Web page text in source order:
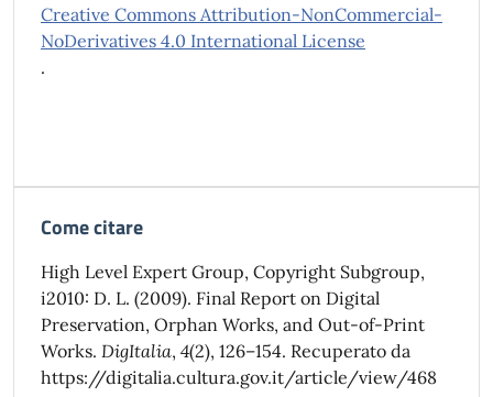
Creative Commons Attribution-NonCommercial-
NoDerivatives 4.0 International License
.
Come citare
High Level Expert Group, Copyright Subgroup,
i2010: D. L. (2009). Final Report on Digital
Preservation, Orphan Works, and Out-of-Print
Works. DigItalia, 4(2), 126–154. Recuperato da
https://digitalia.cultura.gov.it/article/view/468